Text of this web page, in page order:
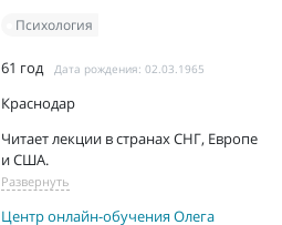
Психология
61 год Дата рождения: 02.03.1965
Краснодар
Читает лекции в странах СНГ, Европе
и США.
Развернуть
Центр онлайн-обучения Олега